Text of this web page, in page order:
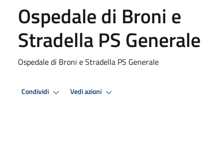
Ospedale di Broni e
Stradella PS Generale
Ospedale di Broni e Stradella PS Generale
Condividi Vedi azioni